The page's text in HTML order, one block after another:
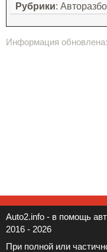
Рубрики:
Информация
Auto2.info - в помощь
2016 - 2026
При полной или